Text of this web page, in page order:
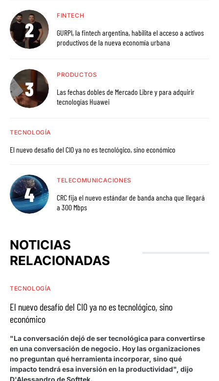
FINTECH
GURPI, la fintech argentina, habilita el acceso a activos
productivos de la nueva economía urbana
PRODUCTOS
Las fechas dobles de Mercado Libre y para adquirir
tecnologías Huawei
TECNOLOGÍA
El nuevo desafío del CIO ya no es tecnológico, sino económico
TELECOMUNICACIONES
CRC fija el nuevo estándar de banda ancha que llegará
a 300 Mbps
NOTICIAS
RELACIONADAS
TECNOLOGÍA
El nuevo desafío del CIO ya no es tecnológico, sino
económico
"La conversación dejó de ser tecnológica para convertirse
en una conversación de negocio. Hoy las organizaciones
no preguntan qué herramienta incorporar, sino qué
impacto tendrá esa inversión en la productividad", dijo
D'Alessandro de Softtek.